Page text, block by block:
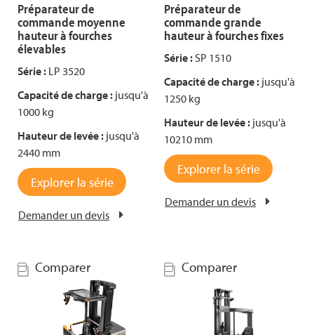
Préparateur de
commande moyenne
hauteur à fourches
élevables
Série : LP 3520
Capacité de charge : jusqu'à
1000 kg
Hauteur de levée : jusqu'à
2440 mm
Explorer la série
Demander un devis
Préparateur de
commande grande
hauteur à fourches fixes
Série :SP 1510
Capacité de charge : jusqu'à
1250 kg
Hauteur de levée : jusqu'à
10210 mm
Explorer la série
Demander un devis
Comparer Comparer